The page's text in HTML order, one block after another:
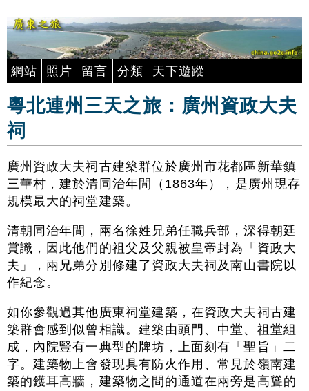
網站 照片 留言 分類 天下遊蹤
粵北連州三天之旅：廣州資政大夫
祠
廣州資政大夫祠古建築群位於廣州市花都區新華鎮
三華村，建於清同治年間（1863年），是廣州現存
規模最大的祠堂建築。
清朝同治年間，兩名徐姓兄弟任職兵部，深得朝廷
賞識，因此他們的祖父及父親被皇帝封為「資政大
夫」，兩兄弟分別修建了資政大夫祠及南山書院以
作紀念。
如你參觀過其他廣東祠堂建築，在資政大夫祠古建
築群會感到似曾相識。建築由頭門、中堂、祖堂組
成，內院豎有一典型的牌坊，上面刻有「聖旨」二
字。建築物上會發現具有防火作用、常見於嶺南建
築的鑊耳高牆，建築物之間的通道在兩旁是高聳的